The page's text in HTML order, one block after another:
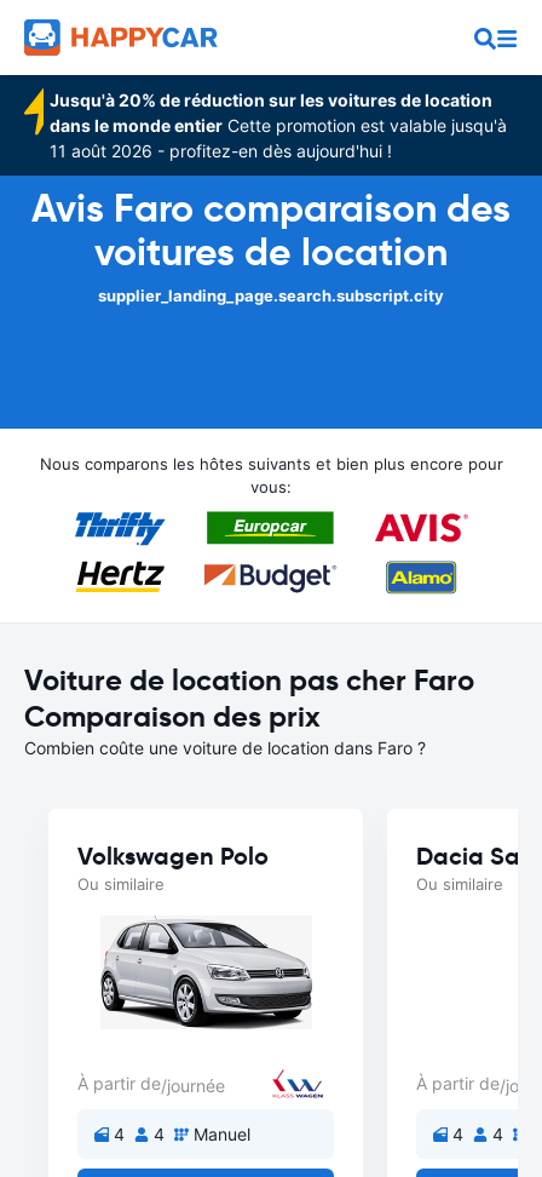
Jusqu'à 20% de réduction sur les voitures de location
dans le monde entier Cette promotion est valable jusqu'à
11 août 2026 - profitez-en dès aujourd'hui !
Avis Faro comparaison des
voitures de location
supplier_landing_page.search.subscript.city
Nous comparons les hôtes suivants et bien plus encore pour
vous:
Voiture de location pas cher Faro
Comparaison des prix
Combien coûte une voiture de location dans Faro ?
Volkswagen Polo
Ou similaire
À partir de/journée
4 4 Manuel
Ou similaire
À partir de/
4 4